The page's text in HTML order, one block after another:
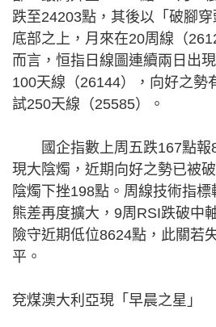
跌至24203點，其後以「破腳
底部之上，月來在20周線（
而言，恒指日線圖連續兩日出
100天線（26144），向好之勢
試250天線（25585）。
國企指數上周五跌167點報
現大陰燭，近期向好之勢已被
陰燭下挫198點。周線技術指標
熊差再度擴大，9周RSI跌破中
險守近期低位8624點，此關若
平。
兗煤澳大利亞現「早晨之星」